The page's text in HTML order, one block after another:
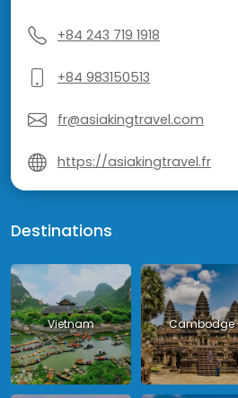
+84 243 719 1918
+84 983150513
fr@asiakingtravel.com
https://asiakingtravel.fr
Destinations
Vietnam Cambodge